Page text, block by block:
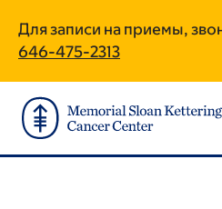
main
content
footer
Для записи на приемы,
646-475-2313